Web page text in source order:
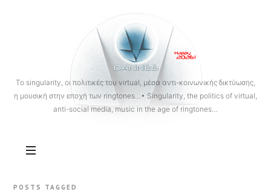
OANNES
To singularity, οι πολιτικές του virtual, μέσα αντι-κοινωνικής δικτύωσης,
η μουσική στην εποχή των ringtones…• Singularity, the politics of virtual,
anti-social media, music in the age of ringtones…
POSTS TAGGED